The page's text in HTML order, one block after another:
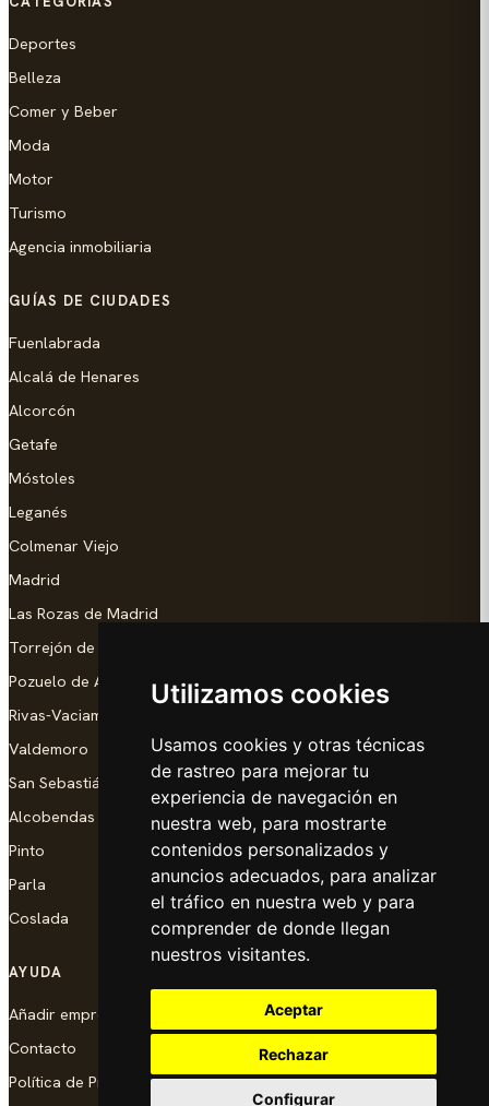
Utilizamos cookies
Usamos cookies y otras técnicas
de rastreo para mejorar tu
experiencia de navegación en
nuestra web, para mostrarte
contenidos personalizados y
anuncios adecuados, para analizar
el tráfico en nuestra web y para
comprender de donde llegan
nuestros visitantes.
Aceptar
Rechazar
Configurar
Deportes
Belleza
Comer y Beber
Moda
Motor
Turismo
Agencia inmobiliaria
GUÍAS DE CIUDADES
Fuenlabrada
Alcalá de Henares
Alcorcón
Getafe
Móstoles
Leganés
Colmenar Viejo
Madrid
Las Rozas de Madrid
Torrejón de Ardoz
Pozuelo de Alarcón
Rivas-Vaciamadrid
Valdemoro
San Sebastián de los Reyes
Alcobendas
Pinto
Parla
Coslada
AYUDA
Añadir empresa
Contacto
Política de Privacidad